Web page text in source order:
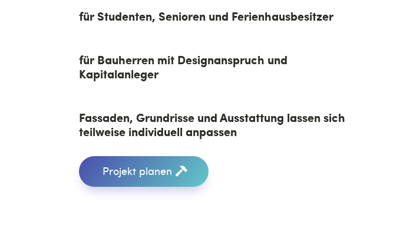
für Studenten, Senioren und Ferienhausbesitzer
für Bauherren mit Designanspruch und
Kapitalanleger
Fassaden, Grundrisse und Ausstattung lassen sich
teilweise individuell anpassen
Projekt planen